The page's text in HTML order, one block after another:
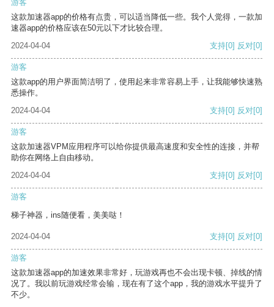
游客
这款加速器app的价格有点贵，可以适当降低一些。我个人觉得，一款加
速器app的价格应该在50元以下才比较合理。
2024-04-04
支持[0] 反对[0]
游客
这款app的用户界面简洁明了，使用起来非常容易上手，让我能够快速熟
悉操作。
2024-04-04
支持[0] 反对[0]
游客
这款加速器VPM应用程序可以给你提供最高速度和安全性的连接，并帮
助你在网络上自由移动。
2024-04-04
支持[0] 反对[0]
游客
梯子神器，ins随便看，美美哒！
2024-04-04 支持[0] 反对[0]
游客
这款加速器app的加速效果非常好，玩游戏再也不会出现卡顿、掉线的情
况了。我以前玩游戏经常会输，现在有了这个app，我的游戏水平提升了
不少。